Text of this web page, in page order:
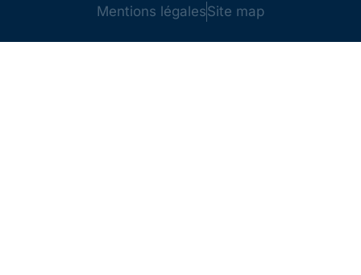
Mentions légalesSite map